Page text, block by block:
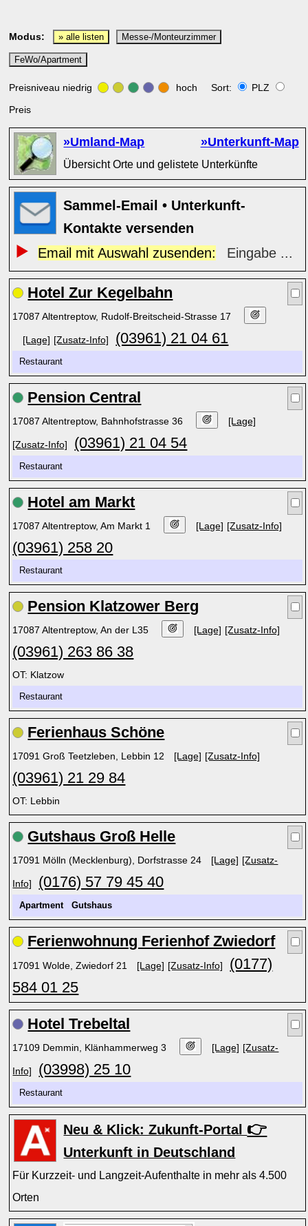
Modus: » alle listen Messe-/Monteurzimmer
FeWo/Apartment
Preisniveau niedrig hoch Sort:
PLZ
Preis
»Umland-Map »Unterkunft-Map
Übersicht Orte und gelistete Unterkünfte
Sammel-Email • Unterkunft-
Kontakte versenden
Email mit Auswahl zusenden:
Eingabe ...
Hotel Zur Kegelbahn
17087 Altentreptow, Rudolf-Breitscheid-Strasse 17
[Lage] [Zusatz-Info] (03961) 21 04 61
Restaurant
Pension Central
17087 Altentreptow, Bahnhofstrasse 36 [Lage]
[Zusatz-Info] (03961) 21 04 54
Restaurant
Hotel am Markt
17087 Altentreptow, Am Markt 1 [Lage] [Zusatz-Info]
(03961) 258 20
Restaurant
Pension Klatzower Berg
17087 Altentreptow, An der L35 [Lage] [Zusatz-Info]
(03961) 263 86 38
OT: Klatzow
Restaurant
Ferienhaus Schöne
17091 Groß Teetzleben, Lebbin 12 [Lage] [Zusatz-Info]
(03961) 21 29 84
OT: Lebbin
Gutshaus Groß Helle
17091 Mölln (Mecklenburg), Dorfstrasse 24 [Lage] [Zusatz-
Info] (0176) 57 79 45 40
Apartment Gutshaus
Ferienwohnung Ferienhof Zwiedorf
17091 Wolde, Zwiedorf 21 [Lage] [Zusatz-Info]
(0177)
584 01 25
Hotel Trebeltal
17109 Demmin, Klänhammerweg 3 [Lage] [Zusatz-
Info] (03998) 25 10
Restaurant
Neu & Klick: Zukunft-Portal 👉
Unterkunft in Deutschland
Für Kurzzeit- und Langzeit-Aufenthalte in mehr als 4.500
Orten